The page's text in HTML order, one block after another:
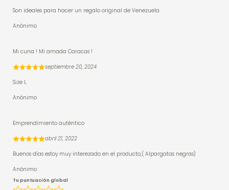
Son ideales para hacer un regalo original de Venezuela
Anónimo
Mi cuna ! Mi amada Caracas !
septiembre 20, 2024
Size L
Anónimo
Emprendimiento auténtico
abril 21, 2022
Buenos días estoy muy interezado en el producto,( Alpargatas negras)
Anónimo
Tu puntuación global